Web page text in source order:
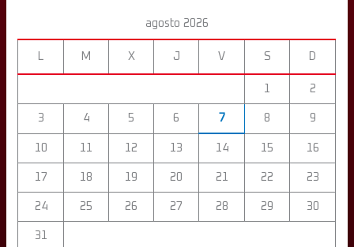
agosto 2026
M X J V S D
2
3 4 5 6 7 8 9
10 12 13 14 15 16
17 18 19 20 21 22 23
24 25 26 27 28 29 30
31